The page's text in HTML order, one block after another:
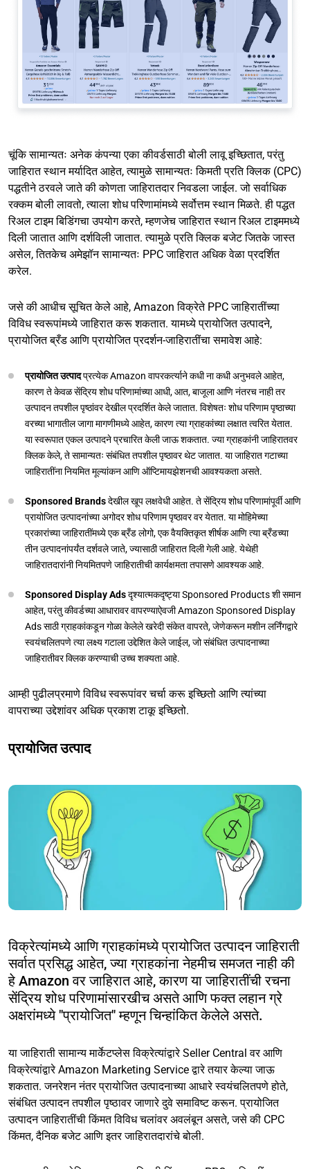
चूंकि सामान्यतः अनेक कंपन्या एका कीवर्डसाठी बोली लावू इच्छितात, परंतु
जाहिरात स्थान मर्यादित आहेत, त्यामुळे सामान्यतः किमती प्रति क्लिक (CPC)
पद्धतीने ठरवले जाते की कोणता जाहिरातदार निवडला जाईल. जो सर्वाधिक
रक्कम बोली लावतो, त्याला शोध परिणामांमध्ये सर्वोत्तम स्थान मिळते. ही पद्धत
रिअल टाइम बिडिंगचा उपयोग करते, म्हणजेच जाहिरात स्थान रिअल टाइममध्ये
दिली जातात आणि दर्शविली जातात. त्यामुळे प्रति क्लिक बजेट जितके जास्त
असेल, तितकेच अमेझॉन सामान्यतः PPC जाहिरात अधिक वेळा प्रदर्शित
करेल.
जसे की आधीच सूचित केले आहे, Amazon विक्रेते PPC जाहिरातींच्या
विविध स्वरूपांमध्ये जाहिरात करू शकतात. यामध्ये प्रायोजित उत्पादने,
प्रायोजित ब्रँड आणि प्रायोजित प्रदर्शन-जाहिरातींचा समावेश आहे:
प्रायोजित उत्पादप्रत्येक Amazon वापरकर्त्याने कधी ना कधी अनुभवले आहेत,
कारण ते केवळ सेंद्रिय शोध परिणामांच्या आधी, आत, बाजूला आणि नंतरच नाही तर
उत्पादन तपशील पृष्ठांवर देखील प्रदर्शित केले जातात. विशेषतः शोध परिणाम पृष्ठाच्या
वरच्या भागातील जागा मागणीमध्ये आहेत, कारण त्या ग्राहकांच्या लक्षात त्वरित येतात.
या स्वरूपात एकल उत्पादने प्रचारित केली जाऊ शकतात. ज्या ग्राहकांनी जाहिरातवर
क्लिक केले, ते सामान्यतः संबंधित तपशील पृष्ठावर थेट जातात. या जाहिरात गटाच्या
जाहिरातींना नियमित मूल्यांकन आणि ऑप्टिमायझेशनची आवश्यकता असते.
Sponsored Brandsदेखील खूप लक्षवेधी आहेत. ते सेंद्रिय शोध परिणामांपूर्वी आणि
प्रायोजित उत्पादनांच्या अगोदर शोध परिणाम पृष्ठावर वर येतात. या मोहिमेच्या
प्रकारांच्या जाहिरातींमध्ये एक ब्रँड लोगो, एक वैयक्तिकृत शीर्षक आणि त्या ब्रँडच्या
तीन उत्पादनांपर्यंत दर्शवले जाते, ज्यासाठी जाहिरात दिली गेली आहे. येथेही
जाहिरातदारांनी नियमितपणे जाहिरातीची कार्यक्षमता तपासणे आवश्यक आहे.
Sponsored Display Adsदृश्यात्मकदृष्ट्या Sponsored Products शी समान
आहेत, परंतु कीवर्डच्या आधारावर वापरण्याऐवजी Amazon Sponsored Display
Ads साठी ग्राहकांकडून गोळा केलेले खरेदी संकेत वापरते, जेणेकरून मशीन लर्निंगद्वारे
स्वयंचलितपणे त्या लक्ष्य गटाला उद्देशित केले जाईल, जो संबंधित उत्पादनाच्या
जाहिरातीवर क्लिक करण्याची उच्च शक्यता आहे.
आम्ही पुढीलप्रमाणे विविध स्वरूपांवर चर्चा करू इच्छितो आणि त्यांच्या
वापराच्या उद्देशांवर अधिक प्रकाश टाकू इच्छितो.
प्रायोजित उत्पाद
विक्रेत्यांमध्ये आणि ग्राहकांमध्ये प्रायोजित उत्पादन जाहिराती
सर्वात प्रसिद्ध आहेत, ज्या ग्राहकांना नेहमीच समजत नाही की
हे Amazon वर जाहिरात आहे, कारण या जाहिरातींची रचना
सेंद्रिय शोध परिणामांसारखीच असते आणि फक्त लहान ग्रे
अक्षरांमध्ये "प्रायोजित" म्हणून चिन्हांकित केलेले असते.
या जाहिराती सामान्य मार्केटप्लेस विक्रेत्यांद्वारे Seller Central वर आणि
विक्रेत्यांद्वारे Amazon Marketing Service द्वारे तयार केल्या जाऊ
शकतात. जनरेशन नंतर प्रायोजित उत्पादनाच्या आधारे स्वयंचलितपणे होते,
संबंधित उत्पादन तपशील पृष्ठावर जाणारे दुवे समाविष्ट करून. प्रायोजित
उत्पादन जाहिरातींची किंमत विविध चलांवर अवलंबून असते, जसे की CPC
किंमत, दैनिक बजेट आणि इतर जाहिरातदारांचे बोली.